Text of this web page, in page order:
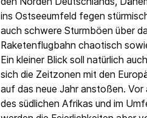
ins Ostseeumfeld fegen
auch schwere Sturmböen über
Raketenflugbahn chaotisch
Ein kleiner Blick soll natürlich
sich die Zeitzonen mit den
auf das neue Jahr anstoßen. Vor
des südlichen Afrikas und im